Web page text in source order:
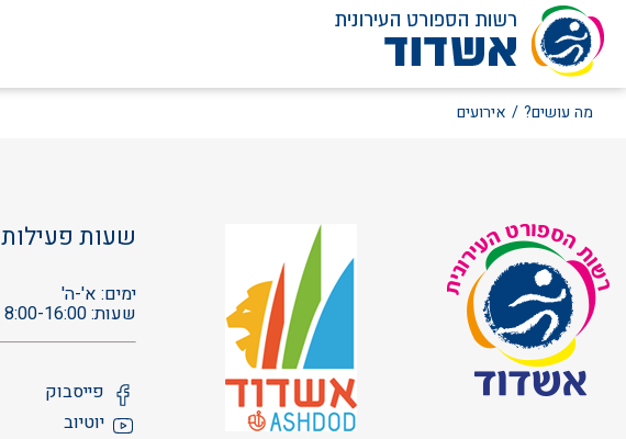
דלג
לתוכןמה עושים? / אירועים
שעות פעילות
ימים: א'-ה'
שעות: 8:00-16:00
פייסבוק
יוטיוב